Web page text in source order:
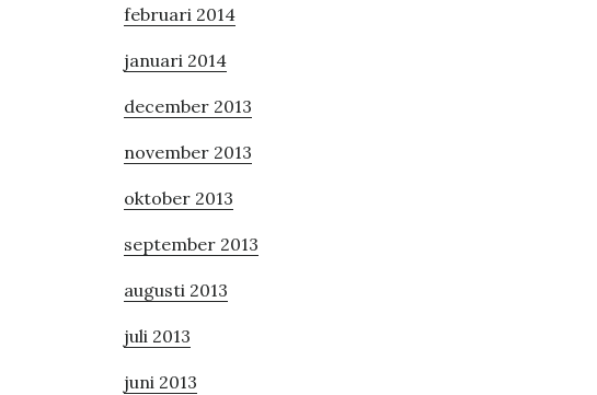
februari 2014
januari 2014
december 2013
november 2013
oktober 2013
september 2013
augusti 2013
juli 2013
juni 2013